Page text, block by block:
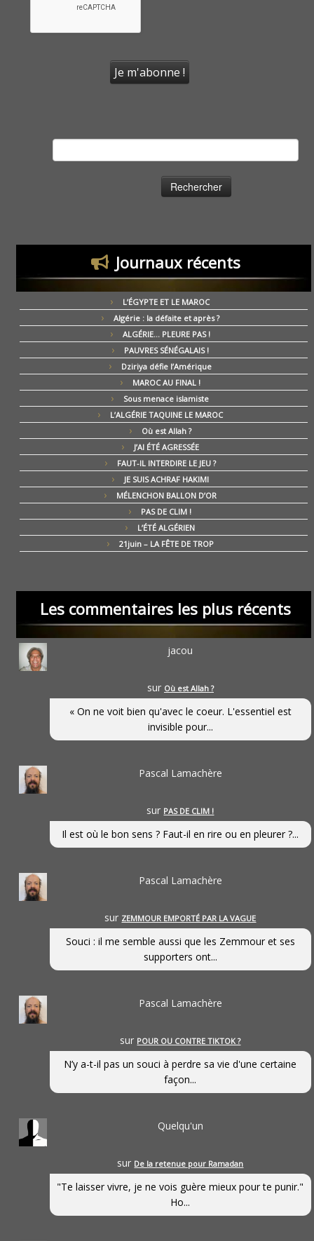
Journaux récents
L’ÉGYPTE ET LE MAROC
Algérie : la défaite et après ?
ALGÉRIE… PLEURE PAS !
PAUVRES SÉNÉGALAIS !
Dziriya défie l’Amérique
MAROC AU FINAL !
Sous menace islamiste
L’ALGÉRIE TAQUINE LE MAROC
Où est Allah ?
J’AI ÉTÉ AGRESSÉE
FAUT-IL INTERDIRE LE JEU ?
JE SUIS ACHRAF HAKIMI
MÉLENCHON BALLON D’OR
PAS DE CLIM !
L’ÉTÉ ALGÉRIEN
21juin – LA FÊTE DE TROP
Les commentaires les plus récents
jacou
sur Où est Allah ?
« On ne voit bien qu'avec le coeur. L'essentiel est
invisible pour...
Pascal Lamachère
sur PAS DE CLIM !
Il est où le bon sens ? Faut-il en rire ou en pleurer ?...
Pascal Lamachère
sur ZEMMOUR EMPORTÉ PAR LA VAGUE
Souci : il me semble aussi que les Zemmour et ses
supporters ont...
Pascal Lamachère
sur POUR OU CONTRE TIKTOK ?
N’y a-t-il pas un souci à perdre sa vie d'une certaine
façon...
Quelqu'un
sur De la retenue pour Ramadan
"Te laisser vivre, je ne vois guère mieux pour te punir."
Ho...